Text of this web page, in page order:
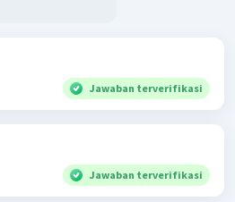
Jawaban terverifikasi
Jawaban terverifikasi